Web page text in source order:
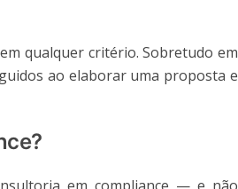
qualquer critério. Sobretudo em
ao elaborar uma proposta e